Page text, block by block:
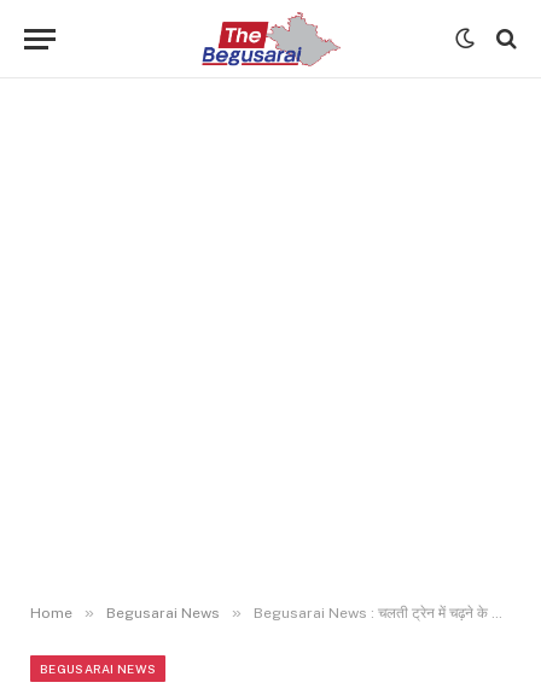
Home » Begusarai News » Begusarai News : चलती ट्रेन में चढ़ने के दौरान यात्री गिरा, RPF की तत्परता से टली बड़ी घटना…
BEGUSARAI NEWS